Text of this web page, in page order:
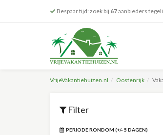
Bespaar tijd: zoek bij 67aanbieders
VrijeVakantiehuizen.nl Oostenrijk
Filter
PERIODE RONDOM (+/- 5 DAGEN)